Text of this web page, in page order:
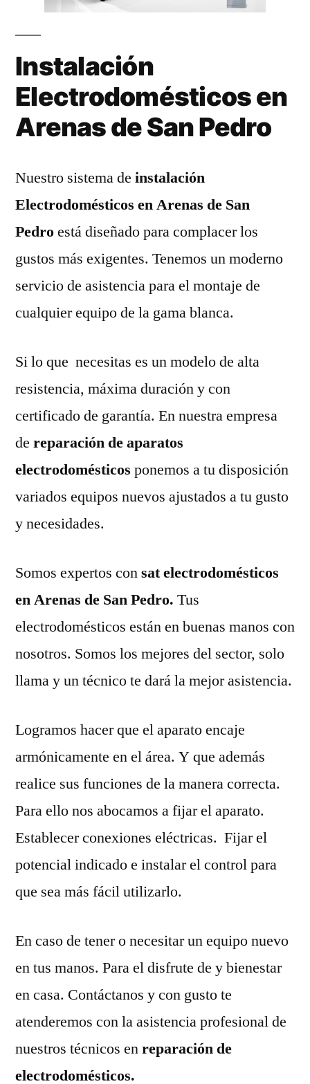
Instalación
Electrodomésticos en
Arenas de San Pedro
Nuestro sistema de instalación
Electrodomésticos en Arenas de San
Pedroestá diseñado para complacer los
gustos más exigentes. Tenemos un moderno
servicio de asistencia para el montaje de
cualquier equipo de la gama blanca.
Si lo que necesitas es un modelo de alta
resistencia, máxima duración y con
certificado de garantía. En nuestra empresa
de reparación de aparatos
electrodomésticos ponemos a tu disposición
variados equipos nuevos ajustados a tu gusto
y necesidades.
Somos expertos consat electrodomésticos
en Arenas de San Pedro. Tus
electrodomésticos están en buenas manos con
nosotros. Somos los mejores del sector, solo
llama y un técnico te dará la mejor asistencia.
Logramos hacer que el aparato encaje
armónicamente en el área. Y que además
realice sus funciones de la manera correcta.
Para ello nos abocamos a fijar el aparato.
Establecer conexiones eléctricas. Fijar el
potencial indicado e instalar el control para
que sea más fácil utilizarlo.
En caso de tener o necesitar un equipo nuevo
en tus manos. Para el disfrute de y bienestar
en casa. Contáctanos y con gusto te
atenderemos con la asistencia profesional de
nuestros técnicos enreparación de
electrodomésticos.